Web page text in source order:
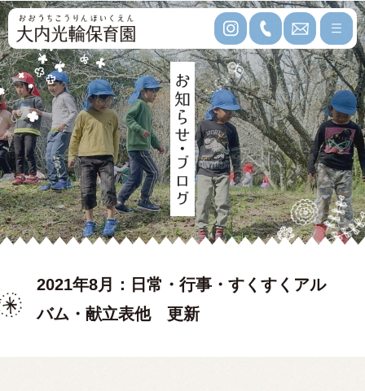
2021年8月：日常・行事・すくすくアル
バム・献立表他 更新